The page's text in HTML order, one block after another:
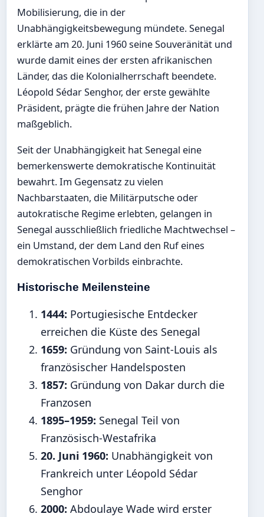
Mobilisierung, die in der
Unabhängigkeitsbewegung mündete. Senegal
erklärte am 20. Juni 1960 seine Souveränität und
wurde damit eines der ersten afrikanischen
Länder, das die Kolonialherrschaft beendete.
Léopold Sédar Senghor, der erste gewählte
Präsident, prägte die frühen Jahre der Nation
maßgeblich.
Seit der Unabhängigkeit hat Senegal eine
bemerkenswerte demokratische Kontinuität
bewahrt. Im Gegensatz zu vielen
Nachbarstaaten, die Militärputsche oder
autokratische Regime erlebten, gelangen in
Senegal ausschließlich friedliche Machtwechsel –
ein Umstand, der dem Land den Ruf eines
demokratischen Vorbilds einbrachte.
Historische Meilensteine
1444: Portugiesische Entdecker
erreichen die Küste des Senegal
1659: Gründung von Saint-Louis als
französischer Handelsposten
1857: Gründung von Dakar durch die
Franzosen
1895–1959: Senegal Teil von
Französisch-Westafrika
20. Juni 1960: Unabhängigkeit von
Frankreich unter Léopold Sédar
Senghor
2000: Abdoulaye Wade wird erster